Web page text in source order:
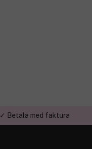
✓ Betala med faktura